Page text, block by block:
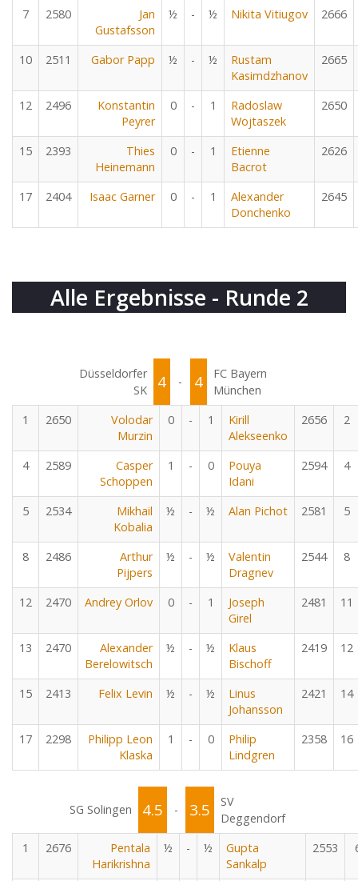
7 2580
Jan
Gustafsson
½ - ½ Nikita Vitiugov 2666
10 2511 Gabor Papp ½ - ½
Rustam
Kasimdzhanov
2665
12 2496
Konstantin
Peyrer
0 - 1
Radoslaw
Wojtaszek
2650
15 2393
Thies
Heinemann
0 - 1
Etienne
Bacrot
2626
17 2404 Isaac Garner 0 - 1
Alexander
Donchenko
2645
Alle Ergebnisse - Runde 2
Düsseldorfer
SK
4 - 4
FC Bayern
München
1
2650
Volodar
Murzin
0 - 1
Kirill
Alekseenko
2656 2
4 2589
Casper
Schoppen
1 - 0
Pouya
Idani
2594 4
5 2534
Mikhail
Kobalia
½ - ½ Alan Pichot 2581 5
8 2486
Arthur
Pijpers
½ - ½
Valentin
Dragnev
2544 8
12 2470 Andrey Orlov 0 - 1
Joseph
Girel
2481 11
13 2470
Alexander
Berelowitsch
½ - ½
Klaus
Bischoff
2419 12
15 2413 Felix Levin ½ - ½
Linus
Johansson
2421 14
17 2298
Philipp Leon
Klaska
1 - 0
Philip
Lindgren
2358 16
SG Solingen 4.5 - 3.5
SV
Deggendorf
1
2676
Pentala
Harikrishna
½ - ½
Gupta
Sankalp
2553